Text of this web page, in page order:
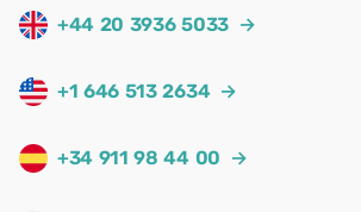
+44 20 3936 5033 →
+1 646 513 2634 →
+34 911 98 44 00 →